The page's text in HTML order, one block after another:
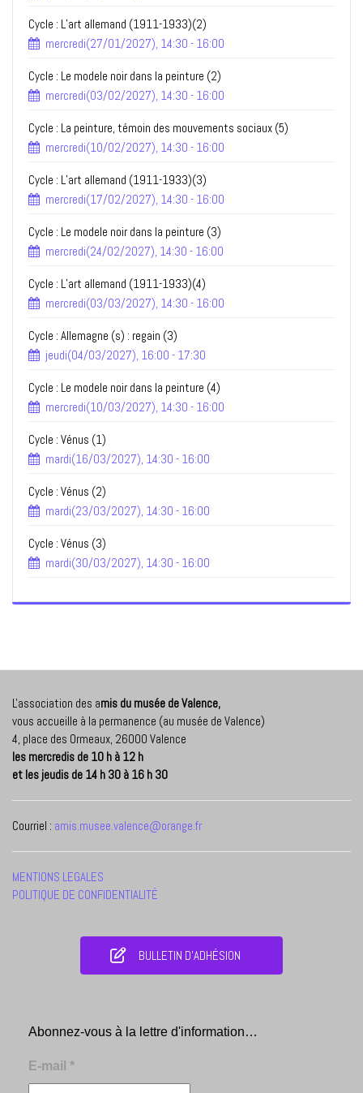
Cycle : L’art allemand (1911-1933)(2)
mercredi(27/01/2027), 14:30 - 16:00
Cycle : Le modele noir dans la peinture (2)
mercredi(03/02/2027), 14:30 - 16:00
Cycle : La peinture, témoin des mouvements sociaux (5)
mercredi(10/02/2027), 14:30 - 16:00
Cycle : L’art allemand (1911-1933)(3)
mercredi(17/02/2027), 14:30 - 16:00
Cycle : Le modele noir dans la peinture (3)
mercredi(24/02/2027), 14:30 - 16:00
Cycle : L’art allemand (1911-1933)(4)
mercredi(03/03/2027), 14:30 - 16:00
Cycle : Allemagne (s) : regain (3)
jeudi(04/03/2027), 16:00 - 17:30
Cycle : Le modele noir dans la peinture (4)
mercredi(10/03/2027), 14:30 - 16:00
Cycle : Vénus (1)
mardi(16/03/2027), 14:30 - 16:00
Cycle : Vénus (2)
mardi(23/03/2027), 14:30 - 16:00
Cycle : Vénus (3)
mardi(30/03/2027), 14:30 - 16:00
L'association des amis du musée de Valence,
vous accueille à la permanence (au musée de Valence)
4, place des Ormeaux, 26000 Valence
les mercredis de 10 h à 12 h
et les jeudis de 14 h 30 à 16 h 30
Courriel : amis.musee.valence@orange.fr
MENTIONS LEGALES
POLITIQUE DE CONFIDENTIALITÉ
BULLETIN D'ADHÉSION
Abonnez-vous à la lettre d'information…
E-mail *